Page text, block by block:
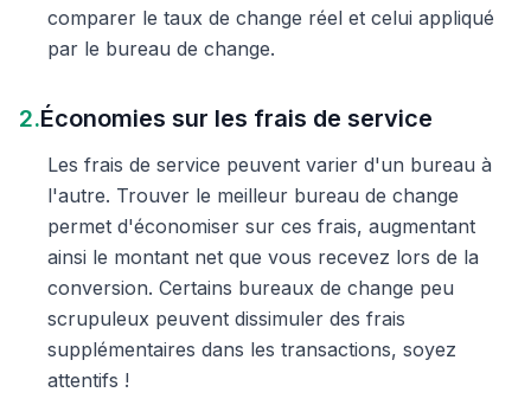
comparer le taux de change réel et celui appliqué
par le bureau de change.
2.Économies sur les frais de service
Les frais de service peuvent varier d'un bureau à
l'autre. Trouver le meilleur bureau de change
permet d'économiser sur ces frais, augmentant
ainsi le montant net que vous recevez lors de la
conversion. Certains bureaux de change peu
scrupuleux peuvent dissimuler des frais
supplémentaires dans les transactions, soyez
attentifs !